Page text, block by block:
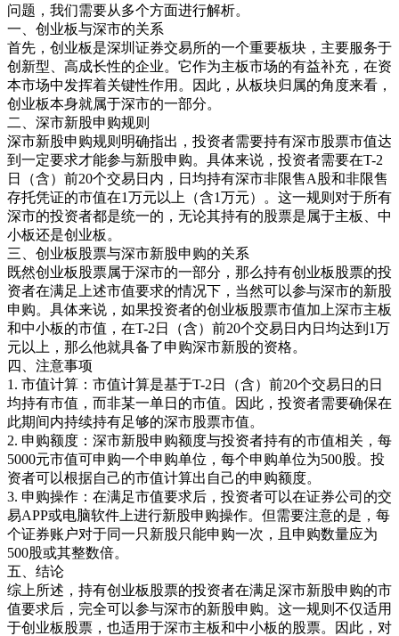
问题，我们需要从多个方面进行解析。
一、创业板与深市的关系
首先，创业板是深圳证券交易所的一个重要板块，主要服务于
创新型、高成长性的企业。它作为主板市场的有益补充，在资
本市场中发挥着关键性作用。因此，从板块归属的角度来看，
创业板本身就属于深市的一部分。
二、深市新股申购规则
深市新股申购规则明确指出，投资者需要持有深市股票市值达
到一定要求才能参与新股申购。具体来说，投资者需要在T-2
日（含）前20个交易日内，日均持有深市非限售A股和非限售
存托凭证的市值在1万元以上（含1万元）。这一规则对于所有
深市的投资者都是统一的，无论其持有的股票是属于主板、中
小板还是创业板。
三、创业板股票与深市新股申购的关系
既然创业板股票属于深市的一部分，那么持有创业板股票的投
资者在满足上述市值要求的情况下，当然可以参与深市的新股
申购。具体来说，如果投资者的创业板股票市值加上深市主板
和中小板的市值，在T-2日（含）前20个交易日内日均达到1万
元以上，那么他就具备了申购深市新股的资格。
四、注意事项
1. 市值计算：市值计算是基于T-2日（含）前20个交易日的日
均持有市值，而非某一单日的市值。因此，投资者需要确保在
此期间内持续持有足够的深市股票市值。
2. 申购额度：深市新股申购额度与投资者持有的市值相关，每
5000元市值可申购一个申购单位，每个申购单位为500股。投
资者可以根据自己的市值计算出自己的申购额度。
3. 申购操作：在满足市值要求后，投资者可以在证券公司的交
易APP或电脑软件上进行新股申购操作。但需要注意的是，每
个证券账户对于同一只新股只能申购一次，且申购数量应为
500股或其整数倍。
五、结论
综上所述，持有创业板股票的投资者在满足深市新股申购的市
值要求后，完全可以参与深市的新股申购。这一规则不仅适用
于创业板股票，也适用于深市主板和中小板的股票。因此，对